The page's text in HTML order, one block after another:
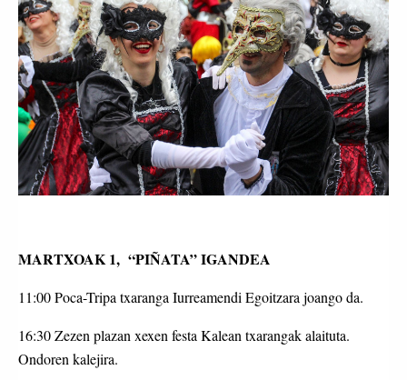
MARTXOAK 1, “PIÑATA” IGANDEA
11:00 Poca-Tripa txaranga Iurreamendi Egoitzara joango da.
16:30 Zezen plazan xexen festa Kalean txarangak alaituta.
Ondoren kalejira.